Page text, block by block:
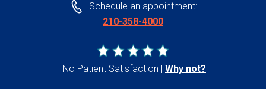
Schedule an appointment:
210-358-4000
No Patient Satisfaction Why not?